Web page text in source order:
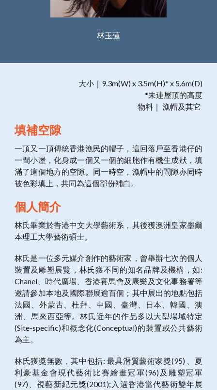
林玉蓮
大小｜9.3m(W) x 3.5m(H)* x 5.6m(D)
*未連屋頂的高度
物料｜ 漁帽及其它
填補空隙
一頂又一頂傳統香港漁民的帽子，這回落戶至香港仔的
一間小屋，化身成一個又一個的細胞作有機生成狀，填
滿了這個地方的空隙。同一時空，漁帽中的間隙亦同時
被色彩填上，共同為這個部份補白。
個人簡介
林氏畢業於香港中文大學藝術系，其後獲澳洲皇家墨爾
本理工大學藝術碩士。
林氏是一位多元媒介創作的藝術家，曾舉辦七次的個人
裝置及雕塑展覽，林氏獲不同的知名品牌及機構，如:
Chanel、時代廣場、香港賽馬會及康樂及文化事務署等
邀請參加本地及國際聯展逾百個；其中展出的地點包括
法國、外蒙古、杜拜、中國、臺灣、日本、韓國、澳
洲、馬來西亞等。林氏近年的作品多以大型場域特定
(Site-specific)和概念化(Conceptual)的裝置或公共藝術
為主。
林氏獲獎無數，其中包括: 最具潛質藝術家獎(95) 、夏
利豪基金會現代藝術比賽繪畫冠軍(96)及雕塑冠軍
(97)、視藝新紀元獎(2001);入選香港當代藝術雙年展